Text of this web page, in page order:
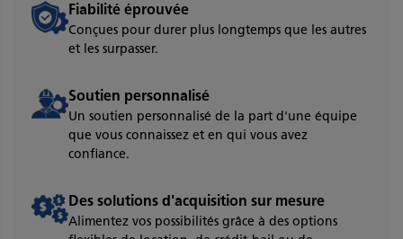
Fiabilité éprouvée
Conçues pour durer plus longtemps que les autres
et les surpasser.
Soutien personnalisé
Un soutien personnalisé de la part d'une équipe
que vous connaissez et en qui vous avez
confiance.
Des solutions d'acquisition sur mesure
Alimentez vos possibilités grâce à des options